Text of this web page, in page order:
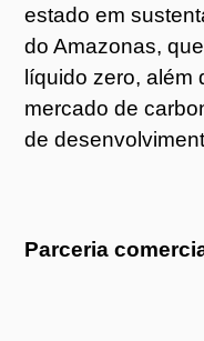
estado em
do Amazonas,
líquido zero, além
mercado de
de
Parceria